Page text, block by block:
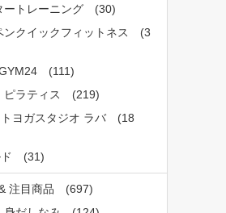
ートレーニング
(30)
ンクイックフィットネス
(3
(111)
ピラティス
(219)
ヨガスタジオ ラバ
(18
(31)
注目商品
(697)